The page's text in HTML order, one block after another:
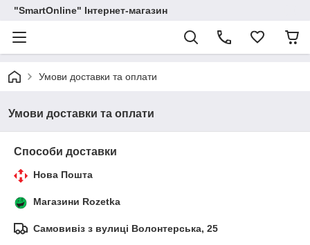
"SmartOnline" Інтернет-магазин
Умови доставки та оплати
Умови доставки та оплати
Способи доставки
Нова Пошта
Магазини Rozetka
Самовивіз з вулиці Волонтерська, 25